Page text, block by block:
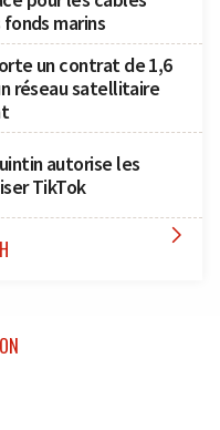
marins
un contrat de 1,6
réseau satellitaire
autorise les
TikTok
